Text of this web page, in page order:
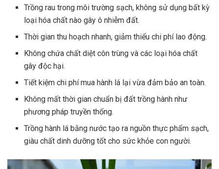
Trồng rau trong môi trường sạch, không sử dụng bất kỳ
loại hóa chất nào gây ô nhiễm đất.
Thời gian thu hoạch nhanh, giảm thiểu chi phí lao động.
Không chứa chất diệt côn trùng và các loại hóa chất
gây độc hại.
Tiết kiệm chi phí mua hành lá lại vừa đảm bảo an toàn.
Không mất thời gian chuẩn bị đất trồng hành như
phương pháp truyền thống.
Trồng hành lá bằng nước tạo ra nguồn thực phẩm sạch,
giàu chất dinh dưỡng tốt cho sức khỏe con người.